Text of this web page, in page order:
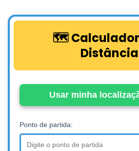
🗺️
Distância
Usar minha
Ponto de partida: